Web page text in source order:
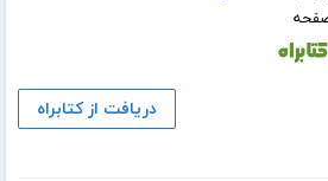
دریافت از کتابراه